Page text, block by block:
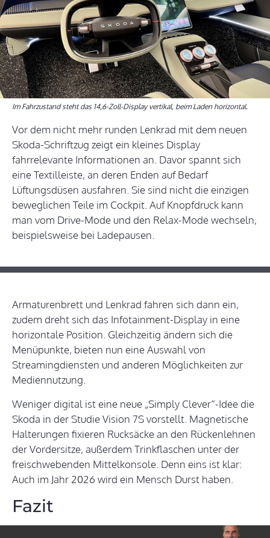
Im Fahrzustand steht das 14,6-Zoll-Display vertikal, beim Laden horizontal.
Vor dem nicht mehr runden Lenkrad mit dem neuen
Skoda-Schriftzug zeigt ein kleines Display
fahrrelevante Informationen an. Davor spannt sich
eine Textilleiste, an deren Enden auf Bedarf
Lüftungsdüsen ausfahren. Sie sind nicht die einzigen
beweglichen Teile im Cockpit. Auf Knopfdruck kann
man vom Drive-Mode und den Relax-Mode wechseln,
beispielsweise bei Ladepausen.
Armaturenbrett und Lenkrad fahren sich dann ein,
zudem dreht sich das Infotainment-Display in eine
horizontale Position. Gleichzeitig ändern sich die
Menüpunkte, bieten nun eine Auswahl von
Streamingdiensten und anderen Möglichkeiten zur
Mediennutzung.
Weniger digital ist eine neue „Simply Clever“-Idee die
Skoda in der Studie Vision 7S vorstellt. Magnetische
Halterungen fixieren Rucksäcke an den Rückenlehnen
der Vordersitze, außerdem Trinkflaschen unter der
freischwebenden Mittelkonsole. Denn eins ist klar:
Auch im Jahr 2026 wird ein Mensch Durst haben.
Fazit